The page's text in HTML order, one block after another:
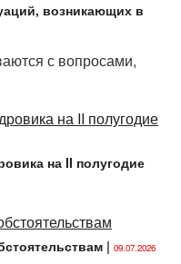
возникающих в
с вопросами,
на II полугодие
| 09.07.2026